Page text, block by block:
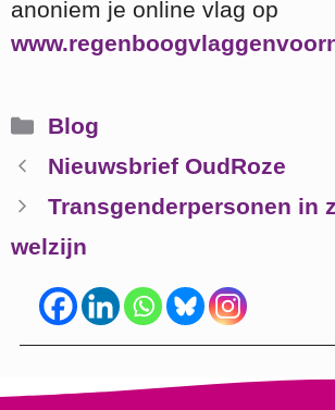
anoniem je online vlag op
Categorieën
Blog
Nieuwsbrief OudRoze
Transgenderpersonen in
welzijn